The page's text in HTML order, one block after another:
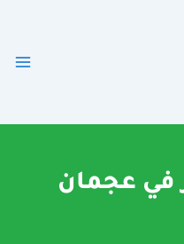
في عجمان